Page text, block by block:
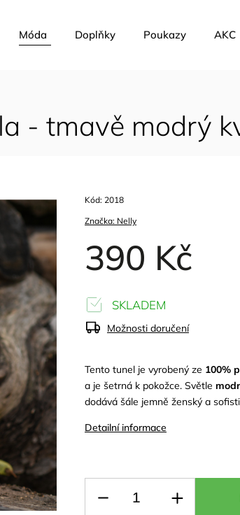
Móda Doplňky Poukazy AKCE
- tmavě modrý
Značka: Nelly
390 Kč
Kód: 2018
Tento tunel je vyrobený ze 100%
a je šetrná k pokožce. Světle
dodává šále jemně ženský a
Detailní informace
SKLADEM
Možnosti doručení